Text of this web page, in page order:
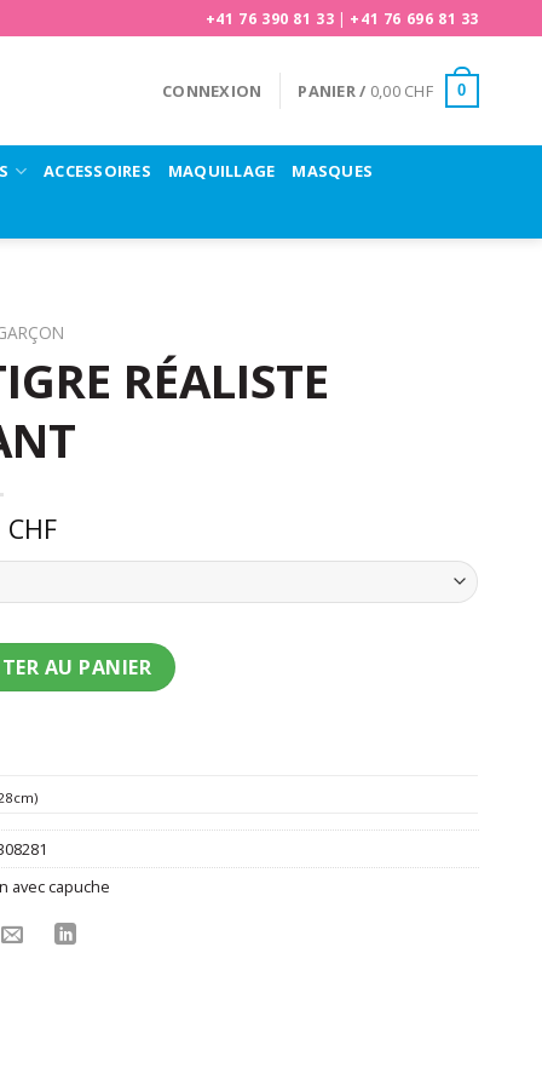
+41 76 390 81 33 | +41 76 696 81 33
CONNEXION PANIER / 0,00 CHF 0
ACCESSOIRES MAQUILLAGE MASQUES
RÉALISTE
CHF
tigre réaliste enfant
AU PANIER
avec capuche